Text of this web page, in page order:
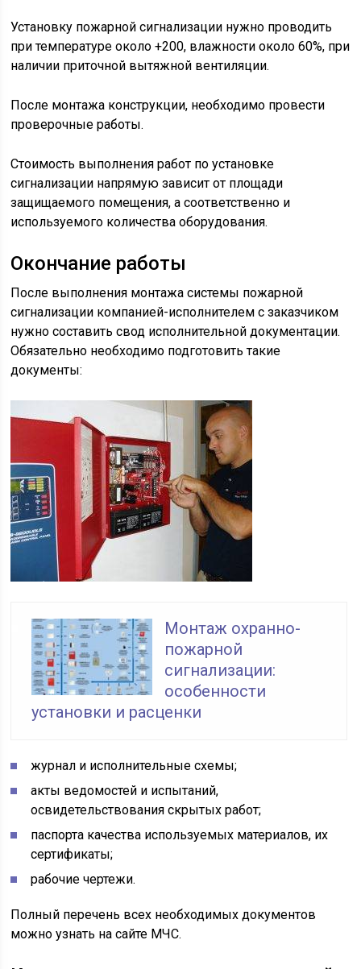
Установку пожарной сигнализации нужно проводить
при температуре около +200, влажности около 60%, при
наличии приточной вытяжной вентиляции.
После монтажа конструкции, необходимо провести
проверочные работы.
Стоимость выполнения работ по установке
сигнализации напрямую зависит от площади
защищаемого помещения, а соответственно и
используемого количества оборудования.
Окончание работы
После выполнения монтажа системы пожарной
сигнализации компанией-исполнителем с заказчиком
нужно составить свод исполнительной документации.
Обязательно необходимо подготовить такие
документы:
Монтаж охранно-
пожарной
сигнализации:
особенности
установки и расценки
журнал и исполнительные схемы;
акты ведомостей и испытаний,
освидетельствования скрытых работ;
паспорта качества используемых материалов, их
сертификаты;
рабочие чертежи.
Полный перечень всех необходимых документов
можно узнать на сайте МЧС.